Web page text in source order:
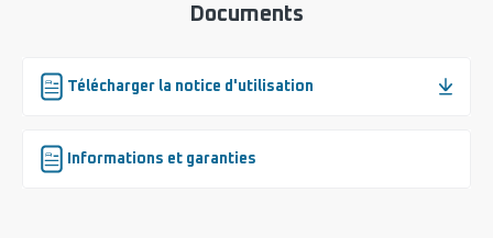
Documents
Télécharger la notice d'utilisation
Informations et garanties